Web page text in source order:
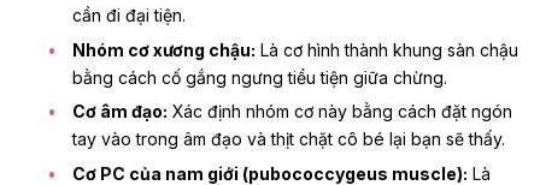
cần đi đại tiện.
Nhóm cơ xương chậu: Là cơ hình thành khung sàn chậu
bằng cách cố gắng ngưng tiểu tiện giữa chừng.
Cơ âm đạo: Xác định nhóm cơ này bằng cách đặt ngón
tay vào trong âm đạo và thịt chặt cô bé lại bạn sẽ thấy.
Cơ PC của nam giới (pubococcygeus muscle): Là